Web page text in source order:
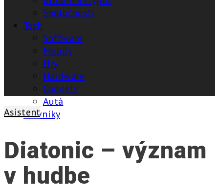
Spoločnosti
Tech
Software
Mobily
Hry
Hardware
Gadgets
Autá
Slovníky
Asistent
Diatonic – význam
v hudbe